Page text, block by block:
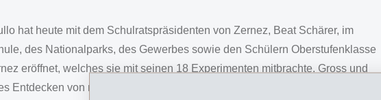
hat heute mit dem Schulratspräsidenten von Zernez, Beat Schärer, im
des Nationalparks, des Gewerbes sowie den Schülern Oberstufenklasse
eröffnet, welches sie mit seinen 18 Experimenten mitbrachte. Gross und
Entdecken von naturwissenschaftlichen Vorgängen und Gesetzen aus